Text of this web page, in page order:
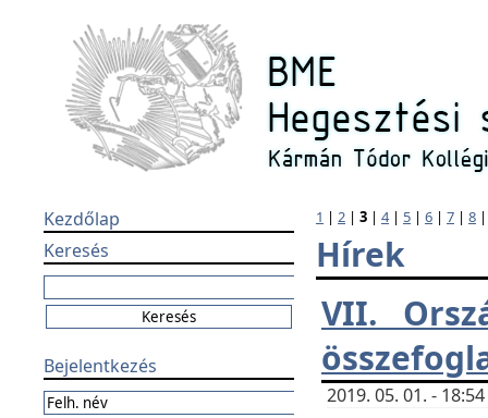
Kezdőlap
Keresés
Bejelentkezés
1 | 2 | 3 | 4| 5 | 6 | 7 | 8
Hírek
VII.
2019. 05. 01. -